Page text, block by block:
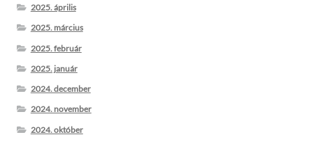
2025. április
2025. március
2025. február
2025. január
2024. december
2024. november
2024. október